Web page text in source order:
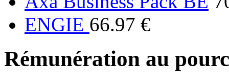
ENGIE 66.97 €
Rémunération au